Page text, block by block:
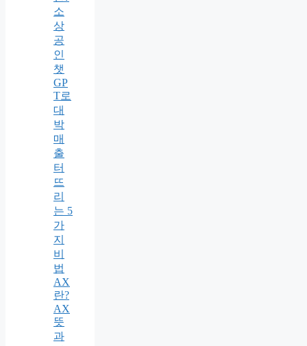
소
상
공
인
챗
GP
T로
대
박
매
출
터
뜨
리
는 5
가
지
비
법
AX
란?
AX
뜻
과